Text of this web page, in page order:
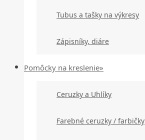
Tubus a tašky na výkresy
Zápisníky, diáre
Pomôcky na kreslenie»
Ceruzky a Uhlíky
Farebné ceruzky / farbičky